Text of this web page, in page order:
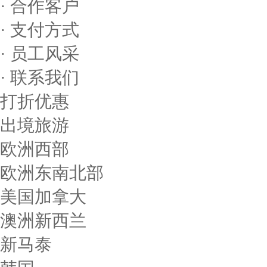
· 合作客户
· 支付方式
· 员工风采
· 联系我们
打折优惠
出境旅游
欧洲西部
欧洲东南北部
美国加拿大
澳洲新西兰
新马泰